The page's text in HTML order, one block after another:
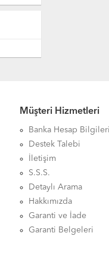
Müşteri Hizmetleri
Banka Hesap Bilgileri
Destek Talebi
İletişim
S.S.S.
Detaylı Arama
Hakkımızda
Garanti ve İade
Garanti Belgeleri